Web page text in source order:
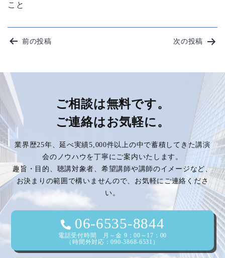
こと
投
ナ
ビ
ゲ
ー
シ
ョ
ン
前の投稿 次の投稿
ご相談は無料です。
ご連絡はお気軽に。
業界歴25年、延べ実績5,000件以上の中で蓄積してきた講演
会のノウハウを丁寧にご案内いたします。
趣旨・目的、聴講対象者、希望講師や講師のイメージなど、
お決まりの範囲で構いませんので、お気軽にご連絡くださ
い。
06-6535-8844
電話受付時間 月～金 9：00～17：00
（時間外対応：090-3868-6531）